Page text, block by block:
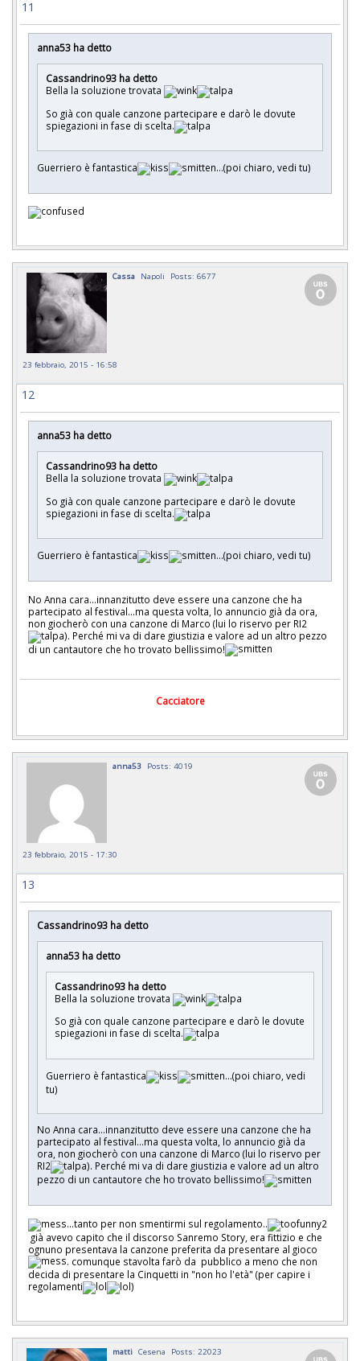
11
anna53 ha detto
Cassandrino93 ha detto
Bella la soluzione trovata
So già con quale canzone partecipare e darò le dovute
spiegazioni in fase di scelta.
Guerriero è fantastica ...(poi chiaro, vedi tu)
Cassa Napoli Posts: 6677
23 febbraio, 2015 - 16:58
12
anna53 ha detto
Cassandrino93 ha detto
Bella la soluzione trovata
So già con quale canzone partecipare e darò le dovute
spiegazioni in fase di scelta.
Guerriero è fantastica ...(poi chiaro, vedi tu)
No Anna cara...innanzitutto deve essere una canzone che ha
partecipato al festival...ma questa volta, lo annuncio già da ora,
non giocherò con una canzone di Marco (lui lo riservo per RI2
). Perché mi va di dare giustizia e valore ad un altro pezzo
di un cantautore che ho trovato bellissimo!
Cacciatore
anna53 Posts: 4019
23 febbraio, 2015 - 17:30
13
Cassandrino93 ha detto
anna53 ha detto
Cassandrino93 ha detto
Bella la soluzione trovata
So già con quale canzone partecipare e darò le dovute
spiegazioni in fase di scelta.
Guerriero è fantastica
...(poi chiaro, vedi
tu)
No Anna cara...innanzitutto deve essere una canzone che ha
partecipato al festival...ma questa volta, lo annuncio già da
ora, non giocherò con una canzone di Marco (lui lo riservo per
RI2
). Perché mi va di dare giustizia e valore ad un altro
pezzo di un cantautore che ho trovato bellissimo!
...tanto per non smentirmi sul regolamento..
già avevo capito che il discorso Sanremo Story, era fittizio e che
ognuno presentava la canzone preferita da presentare al gioco
. comunque stavolta farò da pubblico a meno che non
decida di presentare la Cinquetti in "non ho l'età" (per capire i
regolamenti
)
matti Cesena Posts: 22023